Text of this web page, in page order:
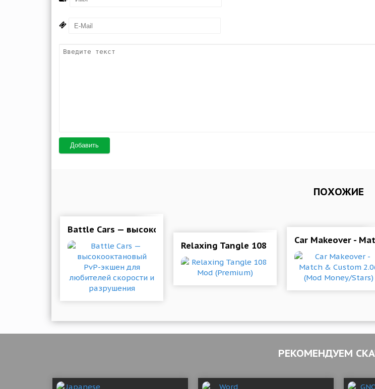
Добавить
ПОХОЖИЕ
Battle Cars — высокооктановый PvP-экшен для любителей скорости
Relaxing Tangle 108 Mod (Premium)
Car Makeover -
РЕКОМЕНДУЕМ